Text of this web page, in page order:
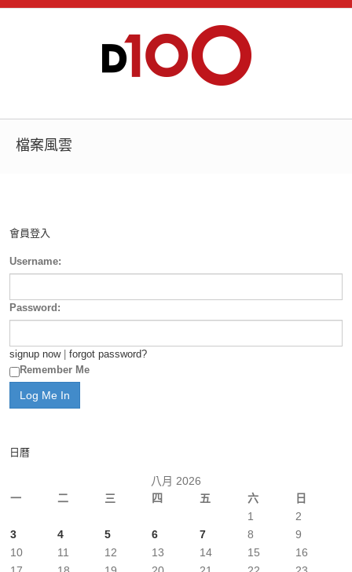
檔案風雲
會員登入
Username:
Password:
signup now| forgot password?
Remember Me
日曆
八月 2026
一
二 三 四 五 六 日
1
2
3
4 5 6 7 8
9
10
11 12 13 14 15
16